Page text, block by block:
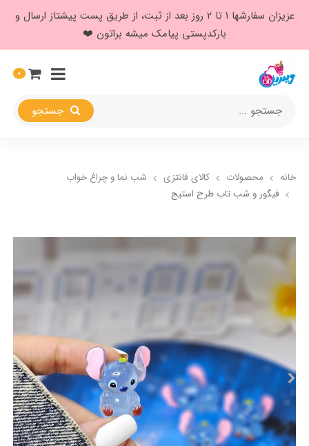
عزیزان سفارشها ۱ تا ۲ روز بعد از ثبت، از طریق پست پیشتاز ارسال و
بارکدپستی پیامک میشه براتون ❤️
0
خانه محصولات کالای فانتزی
شب نما و چراغ خواب
فیگور و شب تاب طرح استیج